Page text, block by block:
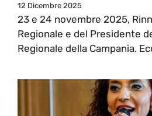
12 Dicembre 2025
23 e 24 novembre 2025,
Regionale e del Presidente
Regionale della Campania.